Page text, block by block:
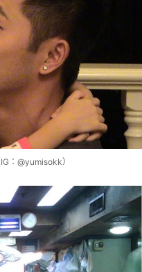
：@yumisokk）